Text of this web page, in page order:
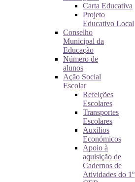
Carta Educativa
Projeto
Educativo Local
Conselho
Municipal da
Educação
Número de
alunos
Ação Social
Escolar
Refeições
Escolares
Transportes
Escolares
Auxílios
Económicos
Apoio à
aquisição de
Cadernos de
Atividades do 1º